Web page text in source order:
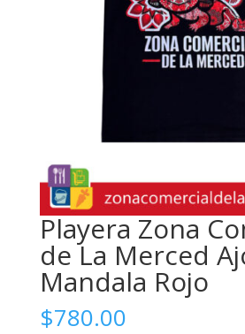
Playera Zona
de La Merced
Mandala Rojo
$780.00